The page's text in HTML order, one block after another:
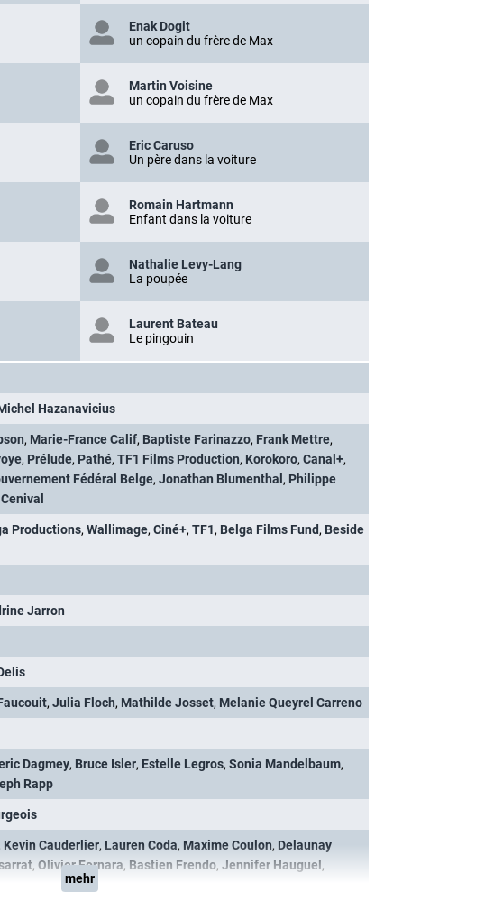
Enak Dogit
un copain du frère de Max
Martin Voisine
un copain du frère de Max
Eric Caruso
Un père dans la voiture
Romain Hartmann
Enfant dans la voiture
Nathalie Levy-Lang
La poupée
Laurent Bateau
Le pingouin
Hazanavicius
, Marie-France Calif, Baptiste Farinazzo, Frank Mettre,
, Prélude, Pathé, TF1 Films Production, Korokoro, Canal+,
Fédéral Belge, Jonathan Blumenthal , Philippe
Productions, Wallimage, Ciné+, TF1, Belga Films Fund, Beside
Jarron
, Julia Floch, Mathilde Josset, Melanie Queyrel Carreno
Dagmey, Bruce Isler, Estelle Legros, Sonia Mandelbaum,
Rapp
Kevin Cauderlier, Lauren Coda, Maxime Coulon, Delaunay
, Olivier Fornara, Bastien Frendo, Jennifer Hauguel,
mehr